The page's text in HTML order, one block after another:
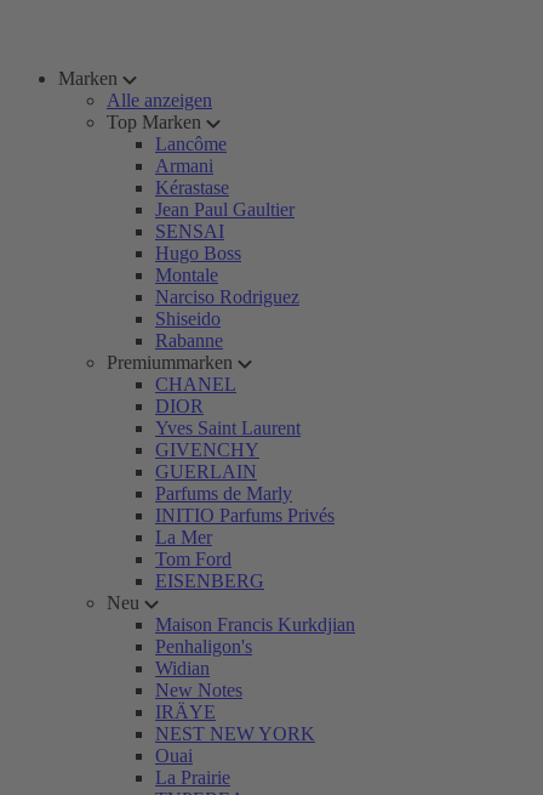
Marken
Alle anzeigen
Top Marken
Lancôme
Armani
Kérastase
Jean Paul Gaultier
SENSAI
Hugo Boss
Montale
Narciso Rodriguez
Shiseido
Rabanne
Premiummarken
CHANEL
DIOR
Yves Saint Laurent
GIVENCHY
GUERLAIN
Parfums de Marly
INITIO Parfums Privés
La Mer
Tom Ford
EISENBERG
Neu
Maison Francis Kurkdjian
Penhaligon's
Widian
New Notes
IRÄYE
NEST NEW YORK
Ouai
La Prairie